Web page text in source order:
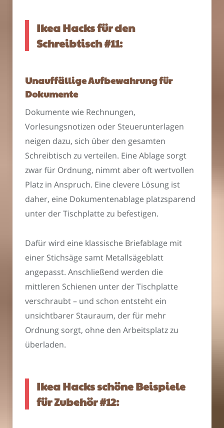
Ikea Hacks für den
Schreibtisch #11:
Unauffällige Aufbewahrung für
Dokumente
Dokumente wie Rechnungen,
Vorlesungsnotizen oder Steuerunterlagen
neigen dazu, sich über den gesamten
Schreibtisch zu verteilen. Eine Ablage sorgt
zwar für Ordnung, nimmt aber oft wertvollen
Platz in Anspruch. Eine clevere Lösung ist
daher, eine Dokumentenablage platzsparend
unter der Tischplatte zu befestigen.
Dafür wird eine klassische Briefablage mit
einer Stichsäge samt Metallsägeblatt
angepasst. Anschließend werden die
mittleren Schienen unter der Tischplatte
verschraubt – und schon entsteht ein
unsichtbarer Stauraum, der für mehr
Ordnung sorgt, ohne den Arbeitsplatz zu
überladen.
Ikea Hacks schöne Beispiele
für Zubehör #12: